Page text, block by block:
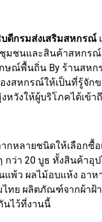
ดีกรมส่งเสริมสหกรณ์
นและสินค้าสหกรณ์ ภ
ษณ์พื้นถิ่น By ร้านสหก
หกรณ์ให้เป็นที่รู้จักข
หวังให้ผู้บริโภคได้เ
กหลายชนิดให้เลือก
กว่า 20 บูธ ทั้งสินค้าอุ
พ้ว ผลไม้อบแห้ง อาห
ไทย ผลิตภัณฑ์จากผ้า
นไว้ที่งานนี้